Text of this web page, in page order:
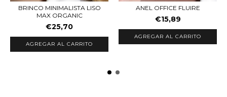
BRINCO MINIMALISTA LISO
MAX ORGANIC
€25,70
AGREGAR AL CARRITO
ANEL OFFICE FLUIRE
€15,89
AGREGAR AL CARRITO